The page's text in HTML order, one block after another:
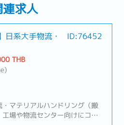
連求人
日系大手物流・
ID:76452
THB
マテリアルハンドリング（搬
場や物流センター向けにコン